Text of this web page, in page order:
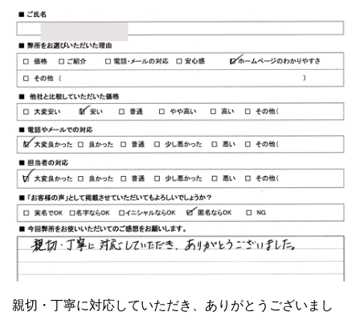
親切・丁寧に対応していただき、ありがとうございまし